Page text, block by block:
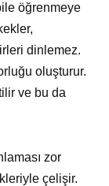
öğrenmeye
dinlemez.
oluşturur.
ve bu da
zor
çelişir.